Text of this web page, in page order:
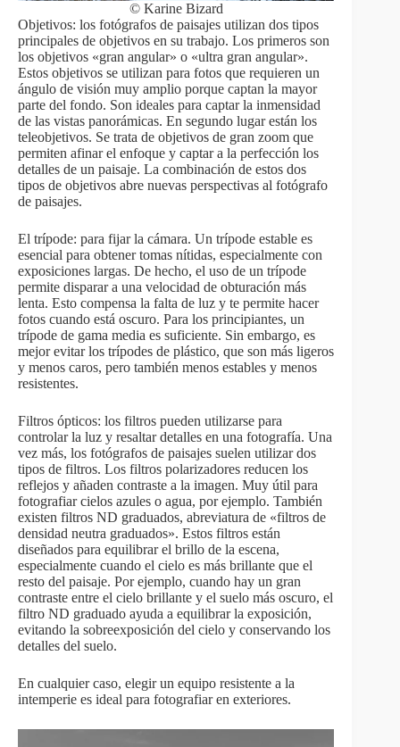
© Karine Bizard
Objetivos: los fotógrafos de paisajes utilizan dos tipos
principales de objetivos en su trabajo. Los primeros son
los objetivos «gran angular» o «ultra gran angular».
Estos objetivos se utilizan para fotos que requieren un
ángulo de visión muy amplio porque captan la mayor
parte del fondo. Son ideales para captar la inmensidad
de las vistas panorámicas. En segundo lugar están los
teleobjetivos. Se trata de objetivos de gran zoom que
permiten afinar el enfoque y captar a la perfección los
detalles de un paisaje. La combinación de estos dos
tipos de objetivos abre nuevas perspectivas al fotógrafo
de paisajes.
El trípode: para fijar la cámara. Un trípode estable es
esencial para obtener tomas nítidas, especialmente con
exposiciones largas. De hecho, el uso de un trípode
permite disparar a una velocidad de obturación más
lenta. Esto compensa la falta de luz y te permite hacer
fotos cuando está oscuro. Para los principiantes, un
trípode de gama media es suficiente. Sin embargo, es
mejor evitar los trípodes de plástico, que son más ligeros
y menos caros, pero también menos estables y menos
resistentes.
Filtros ópticos: los filtros pueden utilizarse para
controlar la luz y resaltar detalles en una fotografía. Una
vez más, los fotógrafos de paisajes suelen utilizar dos
tipos de filtros. Los filtros polarizadores reducen los
reflejos y añaden contraste a la imagen. Muy útil para
fotografiar cielos azules o agua, por ejemplo. También
existen filtros ND graduados, abreviatura de «filtros de
densidad neutra graduados». Estos filtros están
diseñados para equilibrar el brillo de la escena,
especialmente cuando el cielo es más brillante que el
resto del paisaje. Por ejemplo, cuando hay un gran
contraste entre el cielo brillante y el suelo más oscuro, el
filtro ND graduado ayuda a equilibrar la exposición,
evitando la sobreexposición del cielo y conservando los
detalles del suelo.
En cualquier caso, elegir un equipo resistente a la
intemperie es ideal para fotografiar en exteriores.